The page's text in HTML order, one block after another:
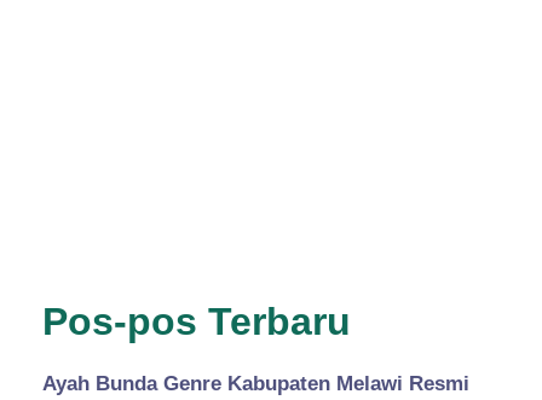
Pos-pos Terbaru
Ayah Bunda Genre Kabupaten Melawi Resmi